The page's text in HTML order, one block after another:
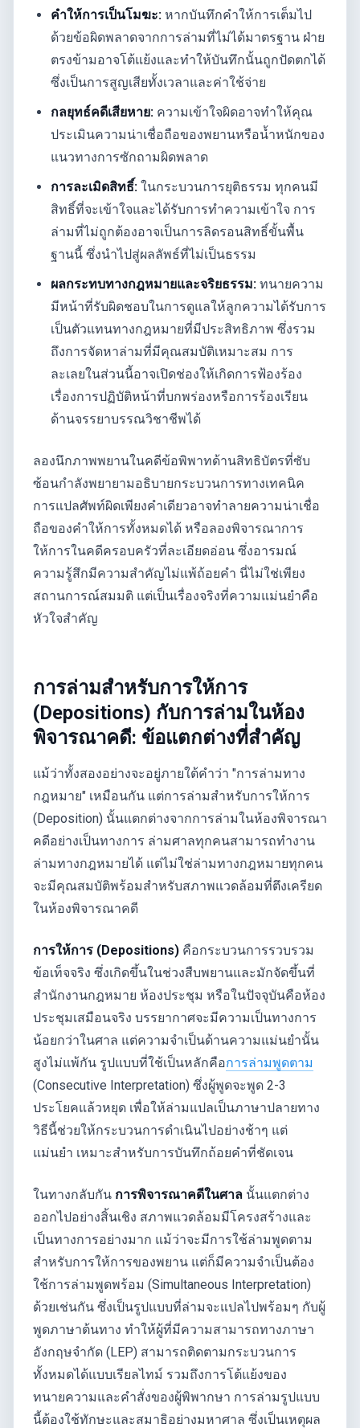
คำให้การเป็นโมฆะ: หากบันทึกคำให้การเต็มไป
ด้วยข้อผิดพลาดจากการล่ามที่ไม่ได้มาตรฐาน ฝ่าย
ตรงข้ามอาจโต้แย้งและทำให้บันทึกนั้นถูกปัดตกได้
ซึ่งเป็นการสูญเสียทั้งเวลาและค่าใช้จ่าย
กลยุทธ์คดีเสียหาย: ความเข้าใจผิดอาจทำให้คุณ
ประเมินความน่าเชื่อถือของพยานหรือน้ำหนักของ
แนวทางการซักถามผิดพลาด
การละเมิดสิทธิ์: ในกระบวนการยุติธรรม ทุกคนมี
สิทธิ์ที่จะเข้าใจและได้รับการทำความเข้าใจ การ
ล่ามที่ไม่ถูกต้องอาจเป็นการลิดรอนสิทธิ์ขั้นพื้น
ฐานนี้ ซึ่งนำไปสู่ผลลัพธ์ที่ไม่เป็นธรรม
ผลกระทบทางกฎหมายและจริยธรรม: ทนายความ
มีหน้าที่รับผิดชอบในการดูแลให้ลูกความได้รับการ
เป็นตัวแทนทางกฎหมายที่มีประสิทธิภาพ ซึ่งรวม
ถึงการจัดหาล่ามที่มีคุณสมบัติเหมาะสม การ
ละเลยในส่วนนี้อาจเปิดช่องให้เกิดการฟ้องร้อง
เรื่องการปฏิบัติหน้าที่บกพร่องหรือการร้องเรียน
ด้านจรรยาบรรณวิชาชีพได้
ลองนึกภาพพยานในคดีข้อพิพาทด้านสิทธิบัตรที่ซับ
ซ้อนกำลังพยายามอธิบายกระบวนการทางเทคนิค
การแปลศัพท์ผิดเพียงคำเดียวอาจทำลายความน่าเชื่อ
ถือของคำให้การทั้งหมดได้ หรือลองพิจารณาการ
ให้การในคดีครอบครัวที่ละเอียดอ่อน ซึ่งอารมณ์
ความรู้สึกมีความสำคัญไม่แพ้ถ้อยคำ นี่ไม่ใช่เพียง
สถานการณ์สมมติ แต่เป็นเรื่องจริงที่ความแม่นยำคือ
หัวใจสำคัญ
การล่ามสำหรับการให้การ
(Depositions) กับการล่ามในห้อง
พิจารณาคดี: ข้อแตกต่างที่สำคัญ
แม้ว่าทั้งสองอย่างจะอยู่ภายใต้คำว่า "การล่ามทาง
กฎหมาย" เหมือนกัน แต่การล่ามสำหรับการให้การ
(Deposition) นั้นแตกต่างจากการล่ามในห้องพิจารณา
คดีอย่างเป็นทางการ ล่ามศาลทุกคนสามารถทำงาน
ล่ามทางกฎหมายได้ แต่ไม่ใช่ล่ามทางกฎหมายทุกคน
จะมีคุณสมบัติพร้อมสำหรับสภาพแวดล้อมที่ตึงเครียด
ในห้องพิจารณาคดี
การให้การ (Depositions) คือกระบวนการรวบรวม
ข้อเท็จจริง ซึ่งเกิดขึ้นในช่วงสืบพยานและมักจัดขึ้นที่
สำนักงานกฎหมาย ห้องประชุม หรือในปัจจุบันคือห้อง
ประชุมเสมือนจริง บรรยากาศจะมีความเป็นทางการ
น้อยกว่าในศาล แต่ความจำเป็นด้านความแม่นยำนั้น
สูงไม่แพ้กัน รูปแบบที่ใช้เป็นหลักคือการล่ามพูดตาม
(Consecutive Interpretation) ซึ่งผู้พูดจะพูด 2-3
ประโยคแล้วหยุด เพื่อให้ล่ามแปลเป็นภาษาปลายทาง
วิธีนี้ช่วยให้กระบวนการดำเนินไปอย่างช้าๆ แต่
แม่นยำ เหมาะสำหรับการบันทึกถ้อยคำที่ชัดเจน
ในทางกลับกัน การพิจารณาคดีในศาล นั้นแตกต่าง
ออกไปอย่างสิ้นเชิง สภาพแวดล้อมมีโครงสร้างและ
เป็นทางการอย่างมาก แม้ว่าจะมีการใช้ล่ามพูดตาม
สำหรับการให้การของพยาน แต่ก็มีความจำเป็นต้อง
ใช้การล่ามพูดพร้อม (Simultaneous Interpretation)
ด้วยเช่นกัน ซึ่งเป็นรูปแบบที่ล่ามจะแปลไปพร้อมๆ กับผู้
พูดภาษาต้นทาง ทำให้ผู้ที่มีความสามารถทางภาษา
อังกฤษจำกัด (LEP) สามารถติดตามกระบวนการ
ทั้งหมดได้แบบเรียลไทม์ รวมถึงการโต้แย้งของ
ทนายความและคำสั่งของผู้พิพากษา การล่ามรูปแบบ
นี้ต้องใช้ทักษะและสมาธิอย่างมหาศาล ซึ่งเป็นเหตุผล